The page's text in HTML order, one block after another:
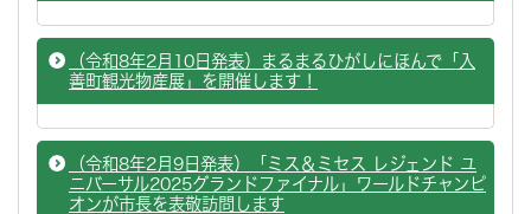
（令和8年2月10日発表）まるまるひがしにほんで「入
善町観光物産展」を開催します！
（令和8年2月9日発表）「ミス＆ミセス レジェンド ユ
ニバーサル2025グランドファイナル」ワールドチャンピ
オンが市長を表敬訪問します